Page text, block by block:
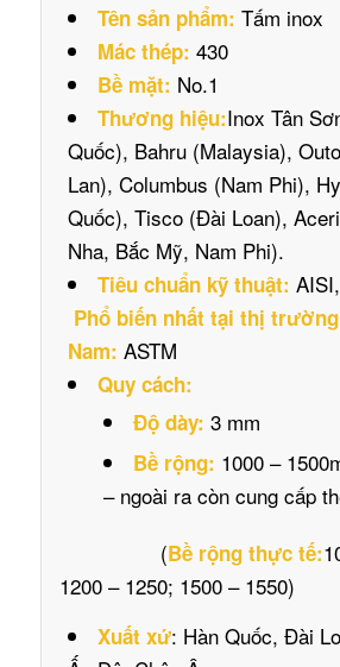
Tên sản phẩm: Tấm inox
Mác thép: 430
Bề mặt: No.1
Thương hiệu:Inox Tân
Quốc), Bahru (Malaysia),
Lan), Columbus (Nam Phi),
Quốc), Tisco (Đài Loan),
Nha, Bắc Mỹ, Nam Phi).
Tiêu chuẩn kỹ thuật:
Phổ biến nhất tại thị
Nam: ASTM
Quy cách:
Độ dày: 3 mm
Bề rộng: 1000 –
– ngoài ra còn cung cấp
(Bề rộng thực tế:
1200 – 1250; 1500 – 1550)
Xuất xứ: Hàn Quốc, Đài